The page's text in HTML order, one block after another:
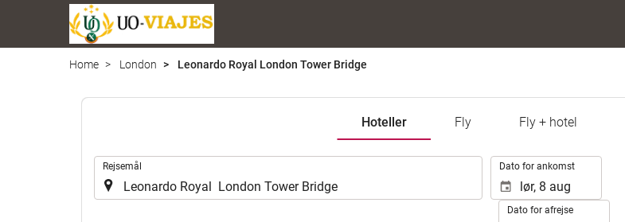
Home London Leonardo Royal London Tower Bridge
Hoteller Fly Fly + hotel
Rejsemål Dato for ankomst
Dato for afrejse